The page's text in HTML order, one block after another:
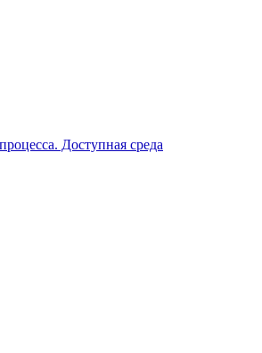
Доступная среда